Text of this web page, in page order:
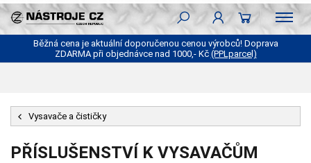
Běžná cena je aktuální doporučenou cenou výrobců! Doprava
ZDARMA při objednávce nad 1000,- Kč (PPLparcel)
Vysavače a čističky
PŘÍSLUŠENSTVÍ K VYSAVAČŮM